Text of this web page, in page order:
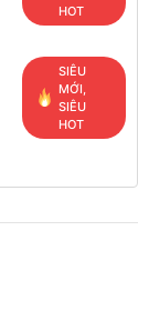
HOT
SIÊU
MỚI,
SIÊU
HOT